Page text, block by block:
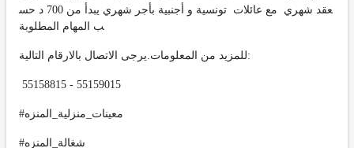
عقد شهري مع عائلات تونسية و أجنبية بأجر شهري يبدأ من 700 د حس
للمزيد من المعلومات.يرجى الاتصال بالارقام التالية:
55158815 - 55159015
#معينات_منزلية_المنزه
#شغالة_المنزه